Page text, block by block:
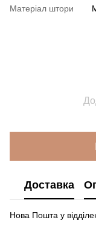
Матеріал штори
Доставка
Нова Пошта у